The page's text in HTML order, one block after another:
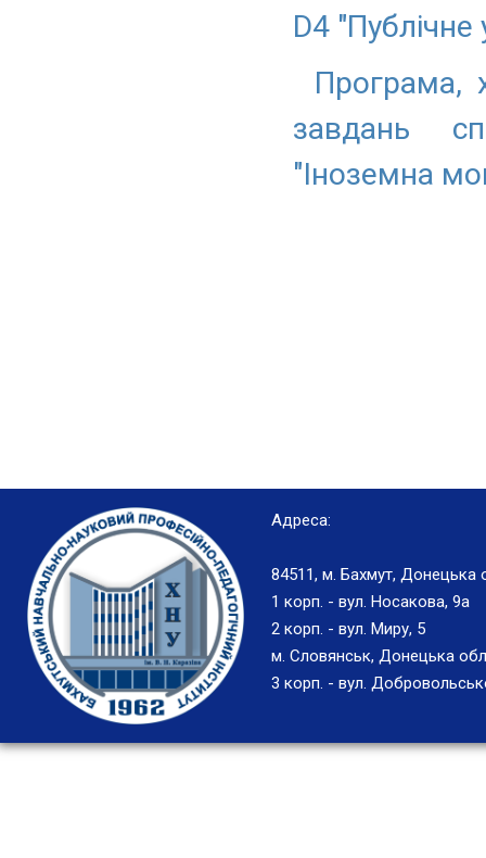
D4 "Публічне
Програма,
завдань
"Іноземна
Адреса:
84511, м. Бахмут, Донецька
1 корп. - вул. Носакова, 9а
2 корп. - вул. Миру, 5
м. Словянськ, Донецька
3 корп. - вул.